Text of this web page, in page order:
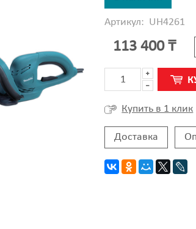
Артикул: UH4261
113 400 ₸
Купить в 1 клик
Доставка